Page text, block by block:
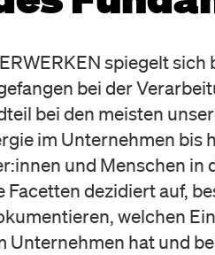
spiegelt sich
bei der
bei den meisten
im Unternehmen bis
und Menschen in
dezidiert auf,
welchen
hat und